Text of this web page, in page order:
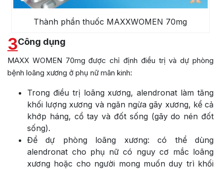
Thành phần thuốc MAXXWOMEN 70mg
3Công dụng
MAXX WOMEN 70mg được chỉ định điều trị và dự phòng
bệnh loãng xương ở phụ nữ mãn kinh:
Trong điều trị loãng xương, alendronat làm tăng
khối lượng xương và ngăn ngừa gãy xương, kể cả
khớp háng, cổ tay và đốt sống (gãy do nén đốt
sống).
Để dự phòng loãng xương: có thể dùng
alendronat cho phụ nữ có nguy cơ mắc loãng
xương hoặc cho người mong muốn duy trì khối